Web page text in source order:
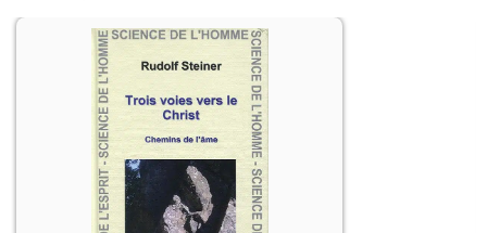
Quatorze conférences faites en
diverses villes de janvier à décembre
1912